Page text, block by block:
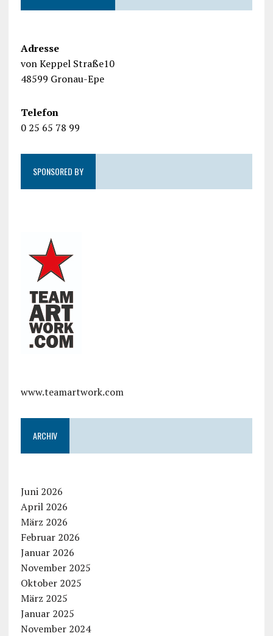
Adresse
von Keppel Straße10
48599 Gronau-Epe
Telefon
0 25 65 78 99
SPONSORED BY
www.teamartwork.com
ARCHIV
Juni 2026
April 2026
März 2026
Februar 2026
Januar 2026
November 2025
Oktober 2025
März 2025
Januar 2025
November 2024